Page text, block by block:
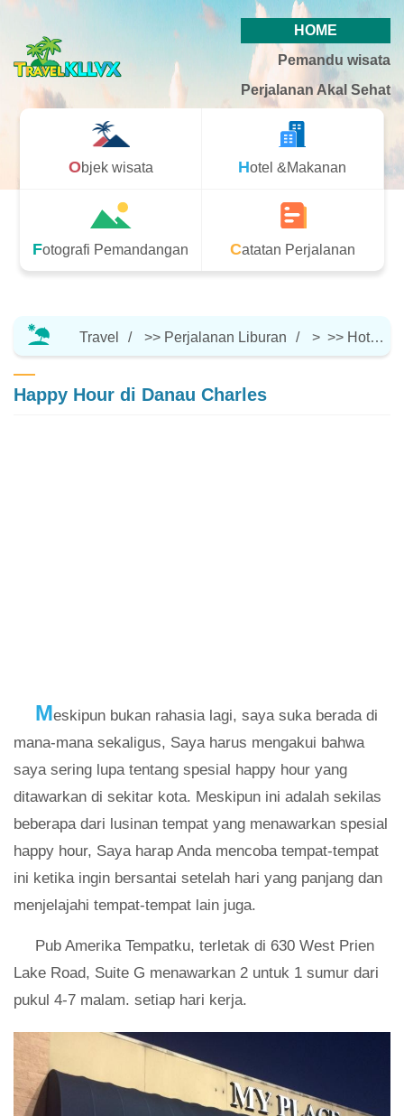
HOME
Pemandu wisata
Perjalanan Akal Sehat
Objek wisata Hotel &Makanan
Fotografi Pemandangan Catatan Perjalanan
Travel >> Perjalanan Liburan > >> Hotel &Makanan
Happy Hour di Danau Charles
Meskipun bukan rahasia lagi, saya suka berada di
mana-mana sekaligus, Saya harus mengakui bahwa
saya sering lupa tentang spesial happy hour yang
ditawarkan di sekitar kota. Meskipun ini adalah sekilas
beberapa dari lusinan tempat yang menawarkan spesial
happy hour, Saya harap Anda mencoba tempat-tempat
ini ketika ingin bersantai setelah hari yang panjang dan
menjelajahi tempat-tempat lain juga.
Pub Amerika Tempatku, terletak di 630 West Prien
Lake Road, Suite G menawarkan 2 untuk 1 sumur dari
pukul 4-7 malam. setiap hari kerja.